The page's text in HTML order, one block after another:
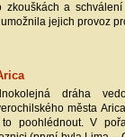
zkouškách a
jejich provoz
dráha
města
poohlédnout. V